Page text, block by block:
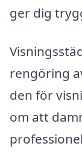
ger dig
rengöring
den för
om att